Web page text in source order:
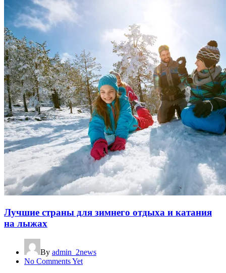
Лучшие страны для зимнего отдыха и катания
на лыжах
By admin_2news
No Comments Yet